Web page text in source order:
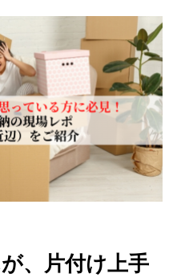
、片付け上手